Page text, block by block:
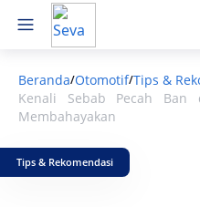
Beranda/Otomotif/Tips &
Kenali Sebab Pecah Ban
Membahayakan
Tips & Rekomendasi